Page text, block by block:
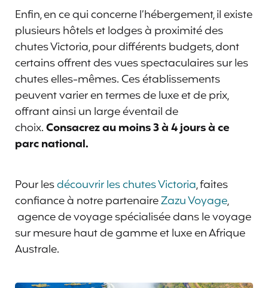
Enfin, en ce qui concerne l’hébergement, il existe
plusieurs hôtels et lodges à proximité des
chutes Victoria, pour différents budgets, dont
certains offrent des vues spectaculaires sur les
chutes elles-mêmes. Ces établissements
peuvent varier en termes de luxe et de prix,
offrant ainsi un large éventail de
choix.Consacrez au moins 3 à 4 jours à ce
parc national.
Pour lesdécouvrir les chutes Victoria, faites
confiance à notre partenaireZazu Voyage,
agence de voyage spécialisée dans le voyage
sur mesure haut de gamme et luxe en Afrique
Australe.